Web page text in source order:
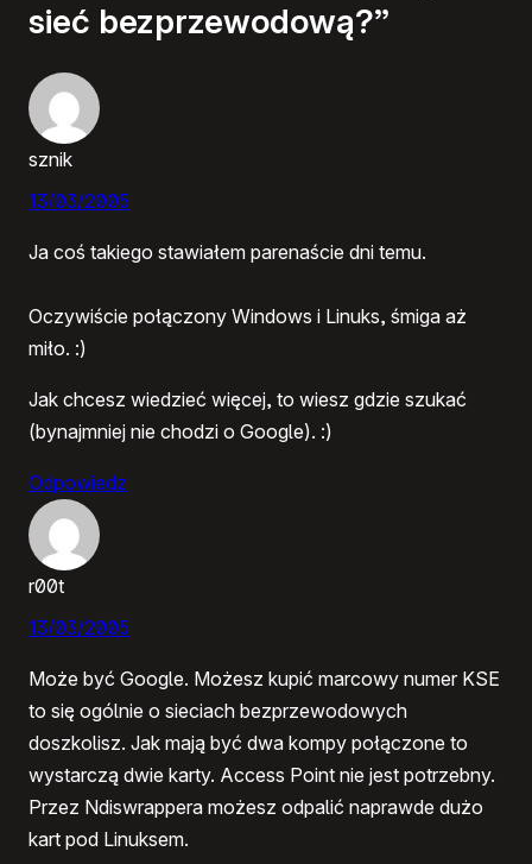
sieć bezprzewodową?”
sznik
13/03/2005
Ja coś takiego stawiałem parenaście dni temu.
Oczywiście połączony Windows i Linuks, śmiga aż
miło. :)
Jak chcesz wiedzieć więcej, to wiesz gdzie szukać
(bynajmniej nie chodzi o Google). :)
Odpowiedz
r00t
13/03/2005
Może być Google. Możesz kupić marcowy numer KSE
to się ogólnie o sieciach bezprzewodowych
doszkolisz. Jak mają być dwa kompy połączone to
wystarczą dwie karty. Access Point nie jest potrzebny.
Przez Ndiswrappera możesz odpalić naprawde dużo
kart pod Linuksem.